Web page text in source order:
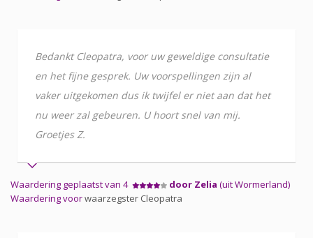
Bedankt Cleopatra, voor uw geweldige consultatie
en het fijne gesprek. Uw voorspellingen zijn al
vaker uitgekomen dus ik twijfel er niet aan dat het
nu weer zal gebeuren. U hoort snel van mij.
Groetjes Z.
Waardering geplaatst van 4 door Zelia (uit Wormerland)
Waardering voorwaarzegster Cleopatra